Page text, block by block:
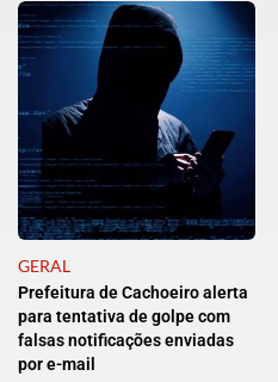
GERAL
Prefeitura de Cachoeiro alerta
para tentativa de golpe com
falsas notificações enviadas
por e-mail